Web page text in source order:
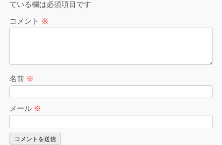
ている欄は必須項目です
コメント ※
名前 ※
メール ※